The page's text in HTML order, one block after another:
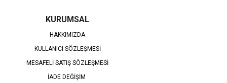
KURUMSAL
HAKKIMIZDA
KULLANICI SÖZLEŞMESİ
MESAFELİ SATIŞ SÖZLEŞMESİ
İADE DEĞİŞİM